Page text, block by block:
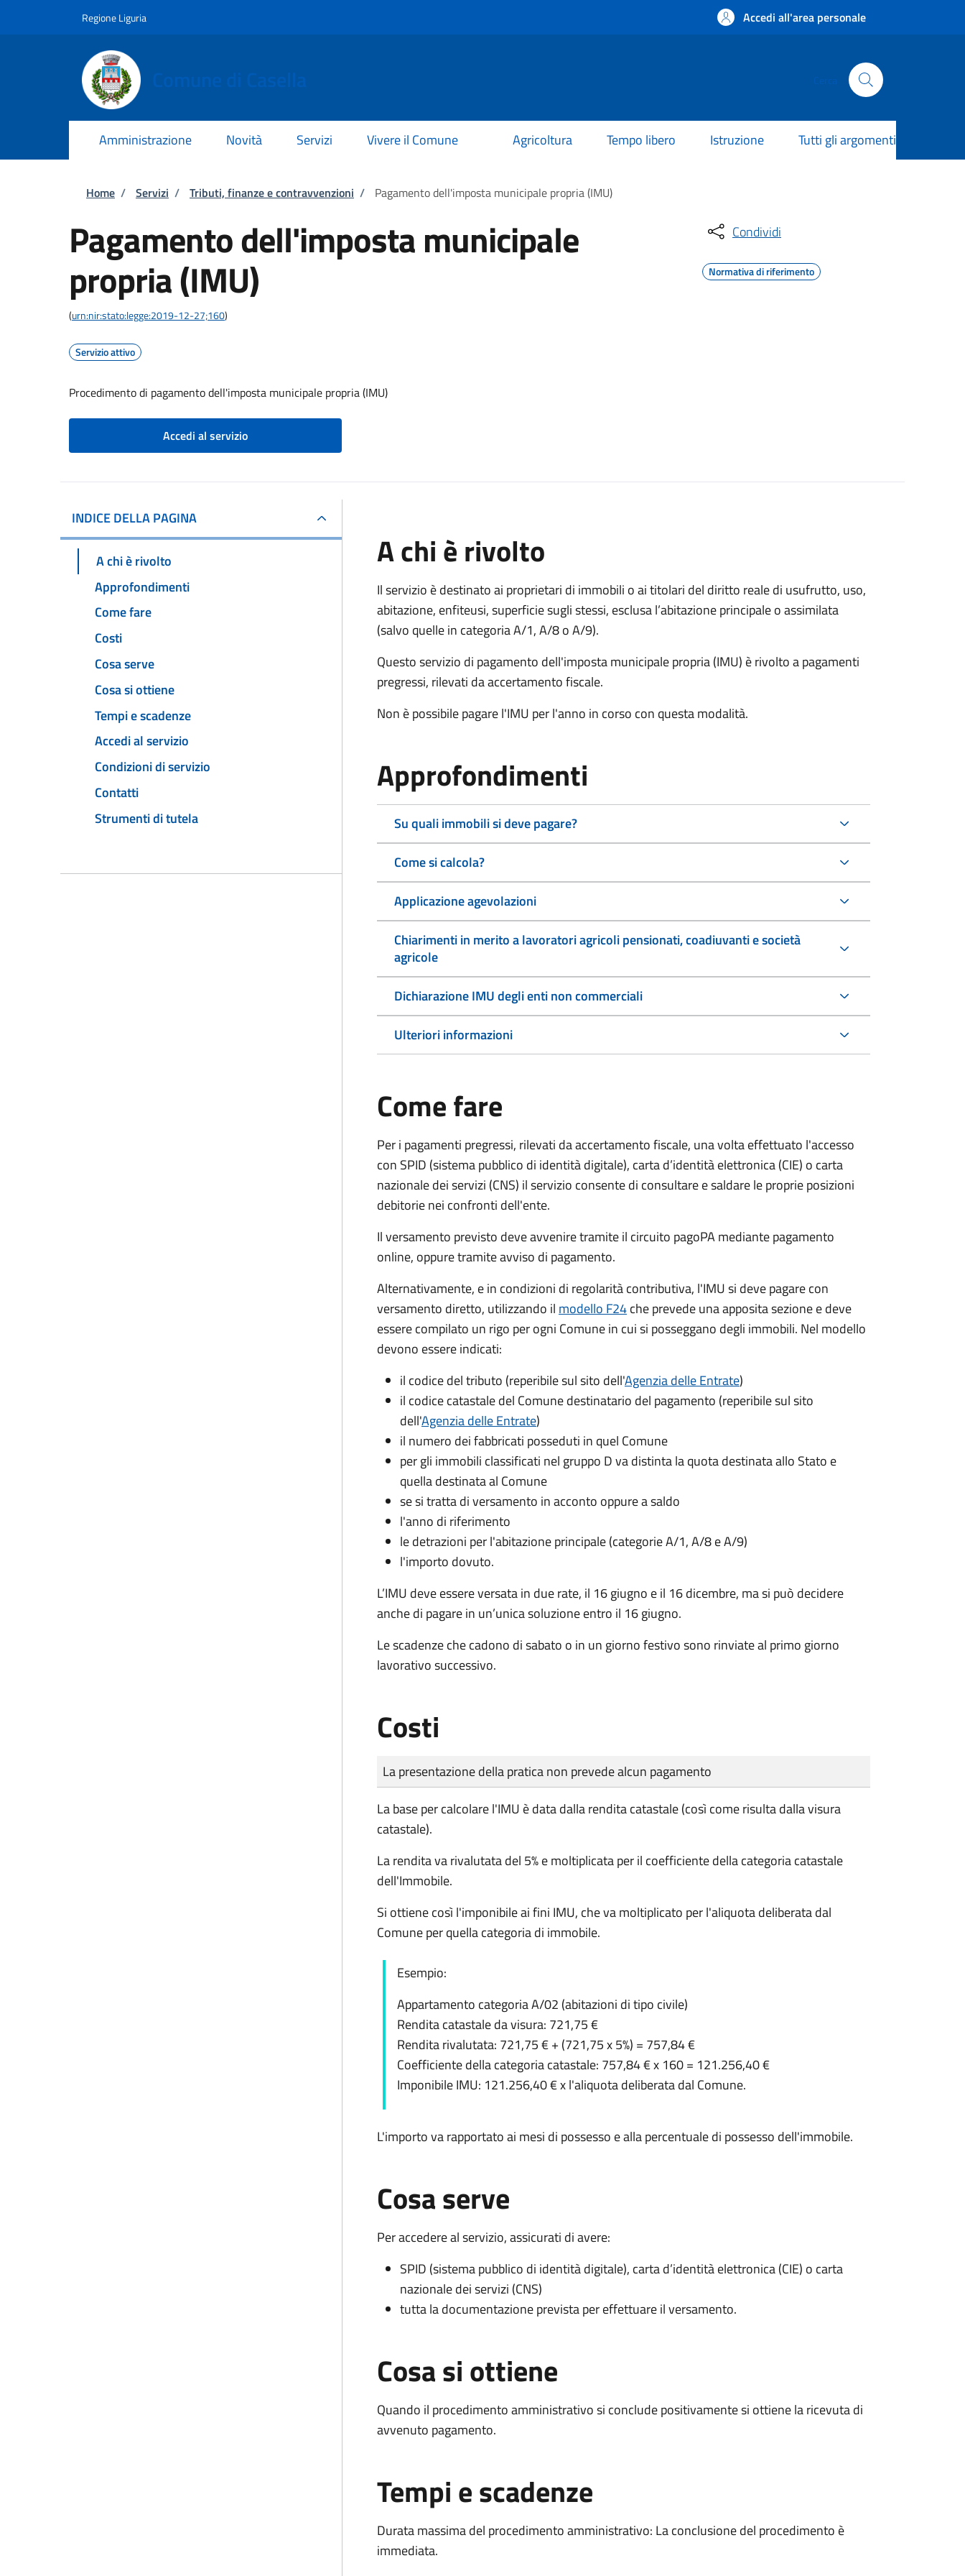
Regione Liguria Accedi all'area personale
Amministrazione Novità Servizi Vivere il Comune Agricoltura Tempo libero Istruzione Tutti gli argomenti
Briciole di pane
Home / Servizi / Tributi, finanze e contravvenzioni / Pagamento dell'imposta municipale propria (IMU)
Pagamento dell'imposta municipale
propria (IMU)
(urn:nir:stato:legge:2019-12-27;160)
Servizio attivo
Procedimento di pagamento dell'imposta municipale propria (IMU)
Accedi al servizio
Condividi
Normativa di riferimento
INDICE DELLA PAGINA
A chi è rivolto
Approfondimenti
Come fare
Costi
Cosa serve
Cosa si ottiene
Tempi e scadenze
Accedi al servizio
Condizioni di servizio
Contatti
Strumenti di tutela
A chi è rivolto
Il servizio è destinato ai proprietari di immobili o ai titolari del diritto reale di usufrutto, uso,
abitazione, enfiteusi, superficie sugli stessi, esclusa l’abitazione principale o assimilata
(salvo quelle in categoria A/1, A/8 o A/9).
Questo servizio di pagamento dell'imposta municipale propria (IMU) è rivolto a pagamenti
pregressi, rilevati da accertamento fiscale.
Non è possibile pagare l'IMU per l'anno in corso con questa modalità.
Approfondimenti
Su quali immobili si deve pagare?
Come si calcola?
Applicazione agevolazioni
Chiarimenti in merito a lavoratori agricoli pensionati, coadiuvanti e società
agricole
Dichiarazione IMU degli enti non commerciali
Ulteriori informazioni
Come fare
Per i pagamenti pregressi, rilevati da accertamento fiscale, una volta effettuato l'accesso
con SPID (sistema pubblico di identità digitale), carta d’identità elettronica (CIE) o carta
nazionale dei servizi (CNS) il servizio consente di consultare e saldare le proprie posizioni
debitorie nei confronti dell'ente.
Il versamento previsto deve avvenire tramite il circuito pagoPA mediante pagamento
online, oppure tramite avviso di pagamento.
Alternativamente, e in condizioni di regolarità contributiva, l'IMU si deve pagarecon
versamento diretto, utilizzando il modello F24che prevede una apposita sezione e deve
essere compilato un rigo per ogni Comune in cui si posseggano degli immobili. Nel modello
devono essere indicati:
il codice del tributo (reperibile sul sito dell'Agenzia delle Entrate)
il codice catastale del Comunedestinatario del pagamento (reperibile sul sito
dell'Agenzia delle Entrate)
il numero dei fabbricati posseduti in quel Comune
per gli immobili classificati nel gruppo D va distinta la quota destinata allo Stato e
quella destinata al Comune
se si tratta di versamento in acconto oppure a saldo
l'anno di riferimento
le detrazioni per l'abitazione principale (categorie A/1, A/8 e A/9)
l'importo dovuto.
L’IMU deve essere versata in due rate, il 16 giugno e il 16 dicembre, ma si può decidere
anche di pagare in un’unica soluzione entro il 16 giugno.
Le scadenze che cadono di sabato o in un giorno festivo sono rinviate al primo giorno
lavorativo successivo.
Costi
Tipo di pagamento
Importo
La presentazione della pratica non prevede alcun pagamento
La base per calcolare l'IMU è data dalla rendita catastale (così come risulta dalla visura
catastale).
La rendita va rivalutata del 5% e moltiplicata per il coefficiente della categoria catastale
dell'Immobile.
Si ottiene così l'imponibile ai fini IMU, che va moltiplicato per l'aliquota deliberata dal
Comune per quella categoria di immobile.
Esempio:
Appartamento categoria A/02 (abitazioni di tipo civile)
Rendita catastale da visura: 721,75 €
Rendita rivalutata: 721,75 € + (721,75 x 5%) = 757,84 €
Coefficiente della categoria catastale: 757,84 € x 160 = 121.256,40 €
Imponibile IMU: 121.256,40 € x l'aliquota deliberata dal Comune.
L'importo va rapportato ai mesi di possesso e alla percentuale di possesso dell'immobile.
Cosa serve
Per accedere al servizio, assicurati di avere:
SPID (sistema pubblico di identità digitale), carta d’identità elettronica (CIE) o carta
nazionale dei servizi (CNS)
tutta la documentazione prevista per effettuare il versamento.
Cosa si ottiene
Quando il procedimento amministrativo si conclude positivamente si ottiene la ricevuta di
avvenuto pagamento.
Tempi e scadenze
Durata massima del procedimento amministrativo: La conclusione del procedimento è
immediata.